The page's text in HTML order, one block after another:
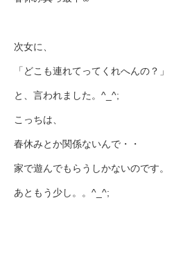
次女に、
「どこも連れてってくれへんの？」
と、言われました。^_^;
こっちは、
春休みとか関係ないんで・・
家で遊んでもらうしかないのです。
あともう少し。。^_^;